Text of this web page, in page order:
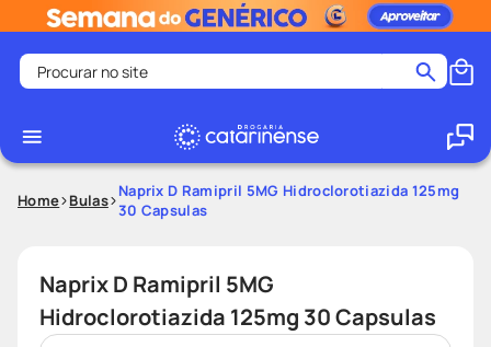
Procurar no site
1
medley
protetor solar facial
5º
tadalafila
6º
lenço umedecido
Home Bulas Naprix D Ramipril 5MG Hidroclorotiazida 125mg
30 Capsulas
Naprix D Ramipril 5MG
Hidroclorotiazida 125mg 30 Capsulas